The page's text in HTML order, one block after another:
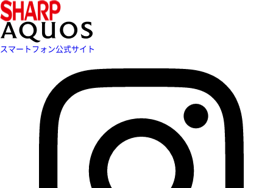
スマートフォン公式サイト